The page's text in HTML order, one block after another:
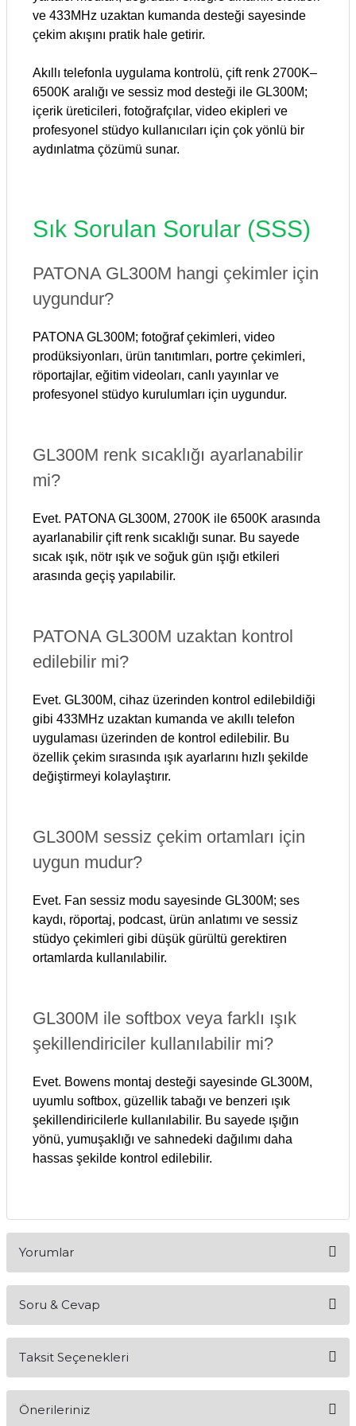
ve 433MHz uzaktan kumanda desteği sayesinde
çekim akışını pratik hale getirir.
Akıllı telefonla uygulama kontrolü, çift renk 2700K–
6500K aralığı ve sessiz mod desteği ile GL300M;
içerik üreticileri, fotoğrafçılar, video ekipleri ve
profesyonel stüdyo kullanıcıları için çok yönlü bir
aydınlatma çözümü sunar.
Sık Sorulan Sorular (SSS)
PATONA GL300M hangi çekimler için
uygundur?
PATONA GL300M; fotoğraf çekimleri, video
prodüksiyonları, ürün tanıtımları, portre çekimleri,
röportajlar, eğitim videoları, canlı yayınlar ve
profesyonel stüdyo kurulumları için uygundur.
GL300M renk sıcaklığı ayarlanabilir
mi?
Evet. PATONA GL300M, 2700K ile 6500K arasında
ayarlanabilir çift renk sıcaklığı sunar. Bu sayede
sıcak ışık, nötr ışık ve soğuk gün ışığı etkileri
arasında geçiş yapılabilir.
PATONA GL300M uzaktan kontrol
edilebilir mi?
Evet. GL300M, cihaz üzerinden kontrol edilebildiği
gibi 433MHz uzaktan kumanda ve akıllı telefon
uygulaması üzerinden de kontrol edilebilir. Bu
özellik çekim sırasında ışık ayarlarını hızlı şekilde
değiştirmeyi kolaylaştırır.
GL300M sessiz çekim ortamları için
uygun mudur?
Evet. Fan sessiz modu sayesinde GL300M; ses
kaydı, röportaj, podcast, ürün anlatımı ve sessiz
stüdyo çekimleri gibi düşük gürültü gerektiren
ortamlarda kullanılabilir.
GL300M ile softbox veya farklı ışık
şekillendiriciler kullanılabilir mi?
Evet. Bowens montaj desteği sayesinde GL300M,
uyumlu softbox, güzellik tabağı ve benzeri ışık
şekillendiricilerle kullanılabilir. Bu sayede ışığın
yönü, yumuşaklığı ve sahnedeki dağılımı daha
hassas şekilde kontrol edilebilir.
Yorumlar
Soru & Cevap
Taksit Seçenekleri
Önerileriniz